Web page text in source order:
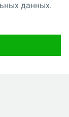
данных.